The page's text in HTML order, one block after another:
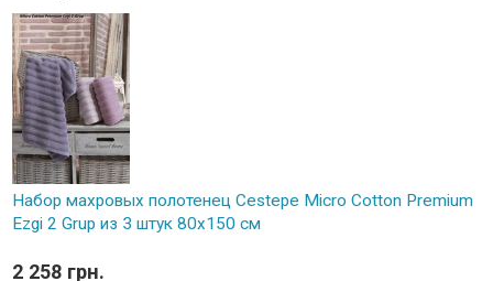
Набор махровых полотенец Cestepe Micro Cotton Premium
Ezgi 2 Grup из 3 штук 80х150 см
2 258 грн.